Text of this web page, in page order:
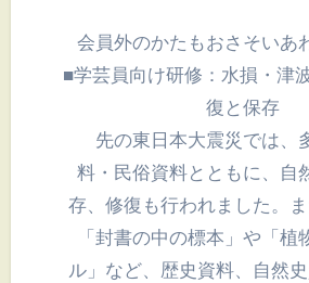
会員外のかたもおさそい
■学芸員向け研修：水損・津
復と保存
先の東日本大震災では、
料・民俗資料とともに、自
存、修復も行われました。
「封書の中の標本」や「植
ル」など、歴史資料、自然